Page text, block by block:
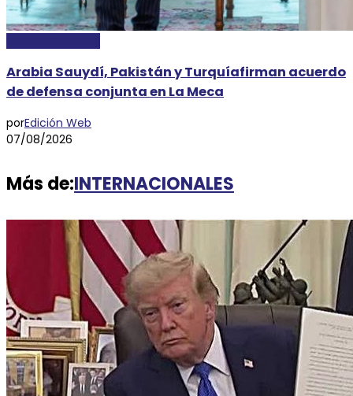
Arabia Sauydí, Pakistán y Turquíafirman acuerdo
de defensa conjunta en La Meca
porEdición Web
07/08/2026
Más de:INTERNACIONALES